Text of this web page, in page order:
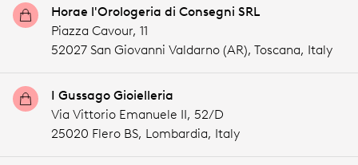
Horae l'Orologeria di Consegni SRL
Piazza Cavour, 11
52027 San Giovanni Valdarno (AR), Toscana, Italy
I Gussago Gioielleria
Via Vittorio Emanuele II, 52/D
25020 Flero BS, Lombardia, Italy